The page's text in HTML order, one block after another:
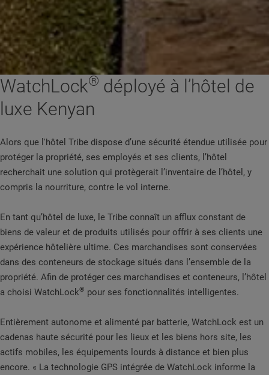
WatchLock® déployé à l’hôtel de
luxe Kenyan
Alors que l'hôtel Tribe dispose d’une sécurité étendue utilisée pour
protéger la propriété, ses employés et ses clients, l’hôtel
recherchait une solution qui protègerait l’inventaire de l’hôtel, y
compris la nourriture, contre le vol interne.
En tant qu’hôtel de luxe, le Tribe connaît un afflux constant de
biens de valeur et de produits utilisés pour offrir à ses clients une
expérience hôtelière ultime. Ces marchandises sont conservées
dans des conteneurs de stockage situés dans l’ensemble de la
propriété. Afin de protéger ces marchandises et conteneurs, l’hôtel
a choisi WatchLock® pour ses fonctionnalités intelligentes.
Entièrement autonome et alimenté par batterie, WatchLock est un
cadenas haute sécurité pour les lieux et les biens hors site, les
actifs mobiles, les équipements lourds à distance et bien plus
encore. « La technologie GPS intégrée de WatchLock informe la